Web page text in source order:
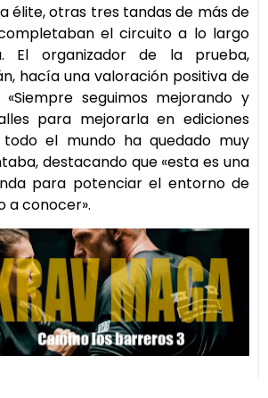
élite, otras tres tandas de más de
el circuito a lo largo
El organizador de la prueba,
hacía una valoración positiva de
seguimos mejorando y
para mejorarla en ediciones
todo el mundo ha quedado muy
destacando que «esta es una
para potenciar el entorno de
a conocer».